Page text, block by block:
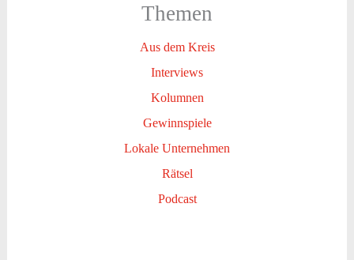
Themen
Aus dem Kreis
Interviews
Kolumnen
Gewinnspiele
Lokale Unternehmen
Rätsel
Podcast